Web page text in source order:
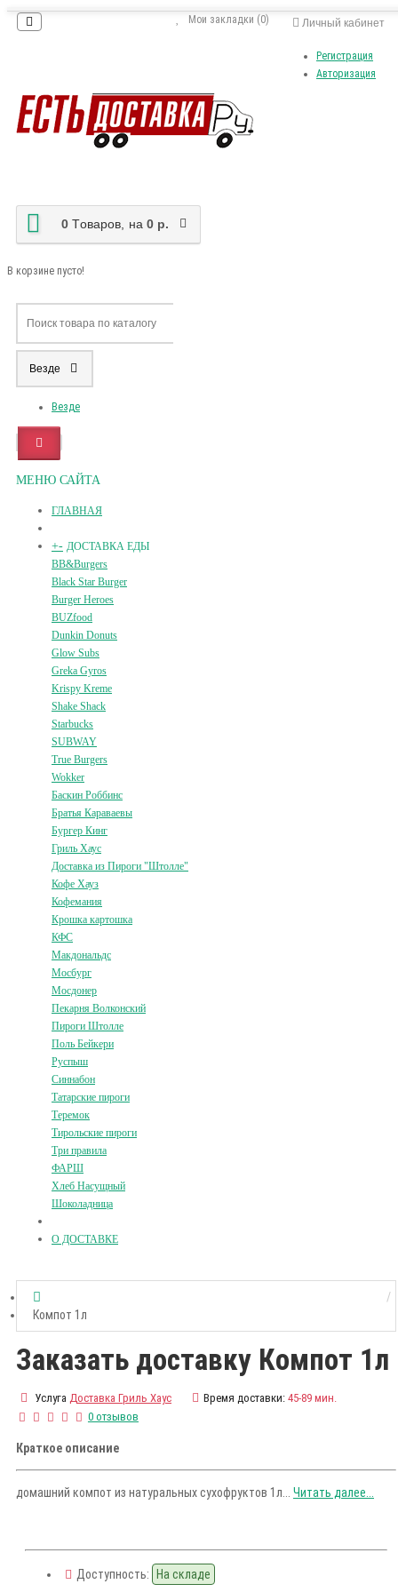
Личный кабинет
Регистрация
Авторизация
Мои закладки (0)
0 Tоваров, на 0 р.
В корзине пусто!
Везде
Везде
МЕНЮ САЙТА
ГЛАВНАЯ
+- ДОСТАВКА ЕДЫ
BB&Burgers
Black Star Burger
Burger Heroes
BUZfood
Dunkin Donuts
Glow Subs
Greka Gyros
Krispy Kreme
Shake Shack
Starbucks
SUBWAY
True Burgers
Wokker
Баскин Роббинс
Братья Караваевы
Бургер Кинг
Гриль Хаус
Доставка из Пироги "Штолле"
Кофе Хауз
Кофемания
Крошка картошка
КФС
Макдональдс
Мосбург
Мосдонер
Пекарня Волконский
Пироги Штолле
Поль Бейкери
Руспыш
Синнабон
Татарские пироги
Теремок
Тирольские пироги
Три правила
ФАРШ
Хлеб Насущный
Шоколадница
О ДОСТАВКЕ
Компот 1л
Заказать доставку Компот 1л
Услуга Доставка Гриль Хаус Время доставки: 45-89 мин.
0 отзывов
Краткое описание
домашний компот из натуральных сухофруктов 1л... Читать далее...
Доступность: На складе